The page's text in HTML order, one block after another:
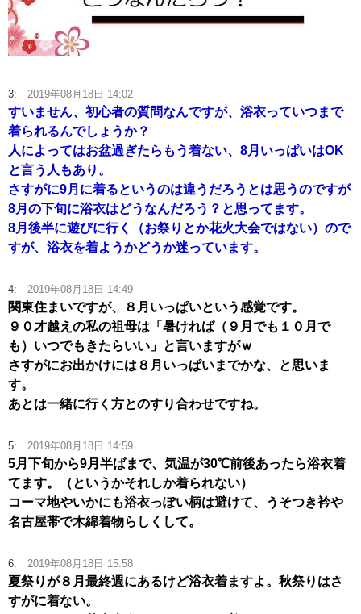
3: 2019年08月18日 14:02
すいません、初心者の質問なんですが、浴衣っていつまで
着られるんでしょうか？
人によってはお盆過ぎたらもう着ない、8月いっぱいはOK
と言う人もあり。
さすがに9月に着るというのは違うだろうとは思うのですが
8月の下旬に浴衣はどうなんだろう？と思ってます。
8月後半に遊びに行く（お祭りとか花火大会ではない）ので
すが、浴衣を着ようかどうか迷っています。
4: 2019年08月18日 14:49
関東住まいですが、８月いっぱいという感覚です。
９０才越えの私の祖母は「暑ければ（９月でも１０月で
も）いつでもきたらいい」と言いますがｗ
さすがにお出かけには８月いっぱいまでかな、と思いま
す。
あとは一緒に行く方とのすり合わせですね。
5: 2019年08月18日 14:59
5月下旬から9月半ばまで、気温が30℃前後あったら浴衣着
てます。（というかそれしか着られない）
コーマ地やいかにも浴衣っぽい柄は避けて、うそつき衿や
名古屋帯で木綿着物らしくして。
6: 2019年08月18日 15:58
夏祭りが８月最終週にあるけど浴衣着ますよ。秋祭りはさ
すがに着ない。